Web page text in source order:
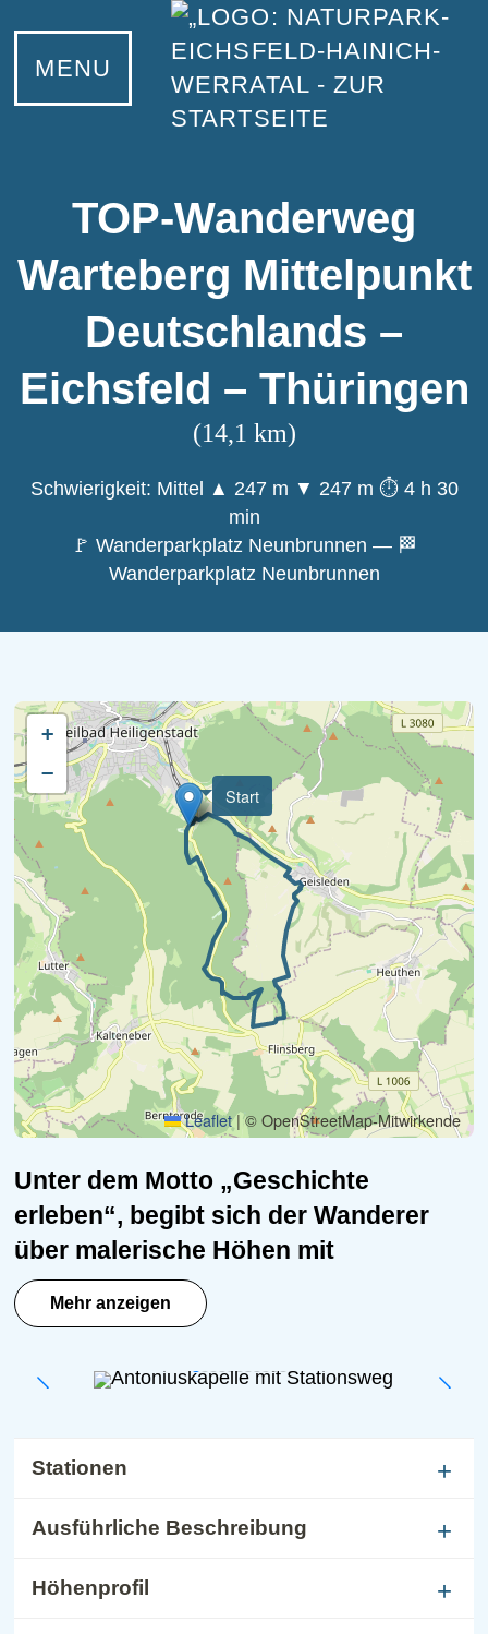
MENU
TOP-Wanderweg
Warteberg Mittelpunkt
Deutschlands –
Eichsfeld – Thüringen
(14,1 km)
Schwierigkeit: Mittel ▲ 247 m ▼ 247 m ⏱ 4 h 30
min
🚩 Wanderparkplatz Neunbrunnen — 🏁
Wanderparkplatz Neunbrunnen
Start
+
−
Leaflet|© OpenStreetMap-Mitwirkende
Unter dem Motto „Geschichte
erleben“, begibt sich der Wanderer
über malerische Höhen mit
traumhaften Panoramen auf eine
historische Reise hin zum Mittelpunkt
Mehr anzeigen
Stationen
Ausführliche Beschreibung
Höhenprofil